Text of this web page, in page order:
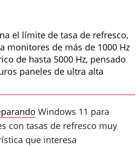
el límite de tasa de refresco,
monitores de más de 1000 Hz
de hasta 5000 Hz, pensado
paneles de ultra alta
Windows 11 para
con tasas de refresco muy
que interesa